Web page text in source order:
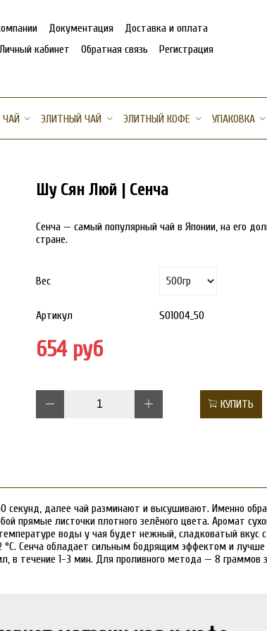
Документация
Доставка и оплата
Личный кабинет Обратная связь
Регистрация
ЧАЙ ЭЛИТНЫЙ ЧАЙ ЭЛИТНЫЙ КОФЕ УПАКОВКА
Шу Сян Люй | Сенча
Сенча — самый популярный чай в Японии, на его
стране.
Вес
Артикул S01004_50
654 руб
КУПИТЬ
секунд, далее чай разминают и высушивают. Именно
прямые листочки плотного зелёного цвета. Аромат
воды у чая будет нежный, сладковатый вкус
Сенча обладает сильным бодрящим эффектом и лучше
в течение 1-3 мин. Для проливного метода — 8 граммов